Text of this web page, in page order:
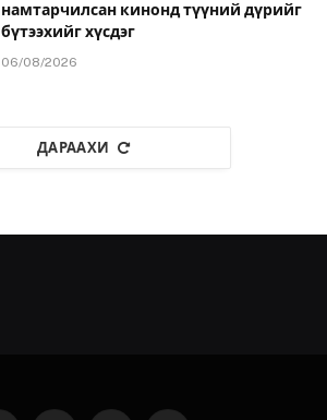
намтарчилсан кинонд түүний дүрийг
бүтээхийг хүсдэг
06/08/2026
ДАРААХИ